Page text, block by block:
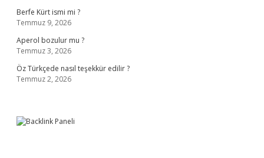
Berfe Kürt ismi mi ?
Temmuz 9, 2026
Aperol bozulur mu ?
Temmuz 3, 2026
Öz Türkçede nasıl teşekkür edilir ?
Temmuz 2, 2026